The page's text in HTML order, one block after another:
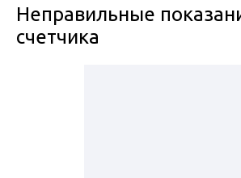
Неправильные
счетчика